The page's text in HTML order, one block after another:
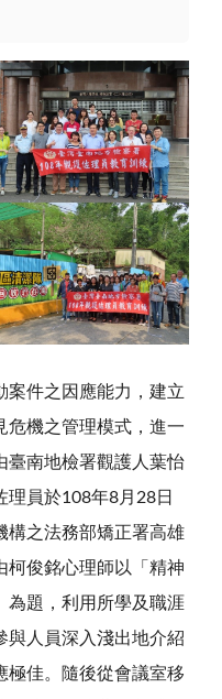
案件之因應能力，建立
危機之管理模式，進一
臺南地檢署觀護人葉怡
理員於108年8月28日
構之法務部矯正署高雄
柯俊銘心理師以「精神
為題，利用所學及職涯
與人員深入淺出地介紹
極佳。隨後從會議室移